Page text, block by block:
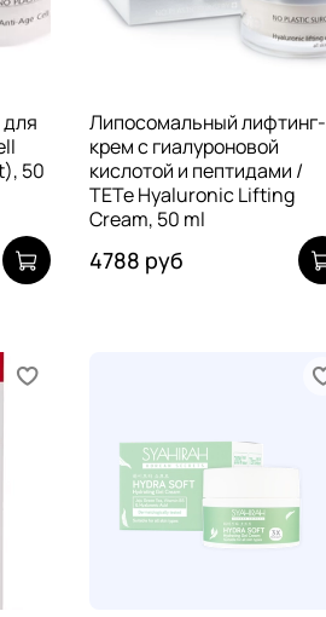
50
Липосомальный лифтинг-
крем с гиалуроновой
кислотой и пептидами /
TETe Hyaluronic Lifting
Cream, 50 ml
4788 руб